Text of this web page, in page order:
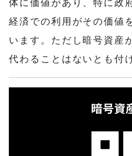
経済での利用がその価値
います。ただし暗号資産
代わることはないとも付